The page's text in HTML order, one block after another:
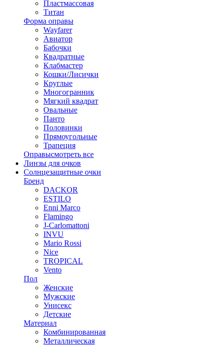
Пластмассовая
Титан
Форма оправы
Wayfarer
Авиатор
Бабочки
Квадратные
Клабмастер
Кошки/Лисички
Круглые
Многогранник
Мягкий квадрат
Овальные
Панто
Половинки
Прямоугольные
Трапеция
Оправысмотреть все
Линзы для очков
Солнцезащитные очки
Бренд
DACKOR
ESTILO
Enni Marco
Flamingo
J-Carlomattoni
INVU
Mario Rossi
Nice
TROPICAL
Vento
Пол
Женские
Мужские
Унисекс
Детские
Материал
Комбинированная
Металлическая